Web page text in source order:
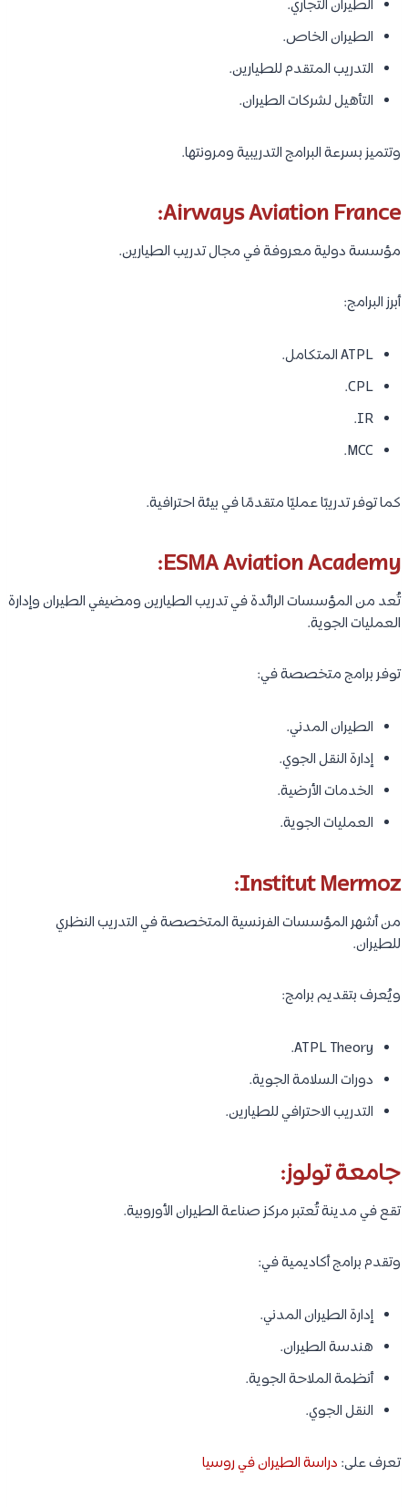
الطيران التجاري.
الطيران الخاص.
التدريب المتقدم للطيارين.
التأهيل لشركات الطيران.
وتتميز بسرعة البرامج التدريبية ومرونتها.
Airways Aviation France:
مؤسسة دولية معروفة في مجال تدريب الطيارين.
أبرز البرامج:
ATPL المتكامل.
CPL.
IR.
MCC.
كما توفر تدريبًا عمليًا متقدمًا في بيئة احترافية.
ESMA Aviation Academy:
تُعد من المؤسسات الرائدة في تدريب الطيارين ومضيفي الطيران وإدارة
العمليات الجوية.
توفر برامج متخصصة في:
الطيران المدني.
إدارة النقل الجوي.
الخدمات الأرضية.
العمليات الجوية.
Institut Mermoz:
من أشهر المؤسسات الفرنسية المتخصصة في التدريب النظري
للطيران.
ويُعرف بتقديم برامج:
ATPL Theory.
دورات السلامة الجوية.
التدريب الاحترافي للطيارين.
جامعة تولوز:
تقع في مدينة تُعتبر مركز صناعة الطيران الأوروبية.
وتقدم برامج أكاديمية في:
إدارة الطيران المدني.
هندسة الطيران.
أنظمة الملاحة الجوية.
النقل الجوي.
تعرف على: دراسة الطيران في روسيا